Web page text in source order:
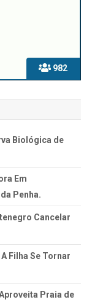
982
Biológica de
Em
Penha.
Cancelar
Filha Se Tornar
Praia de